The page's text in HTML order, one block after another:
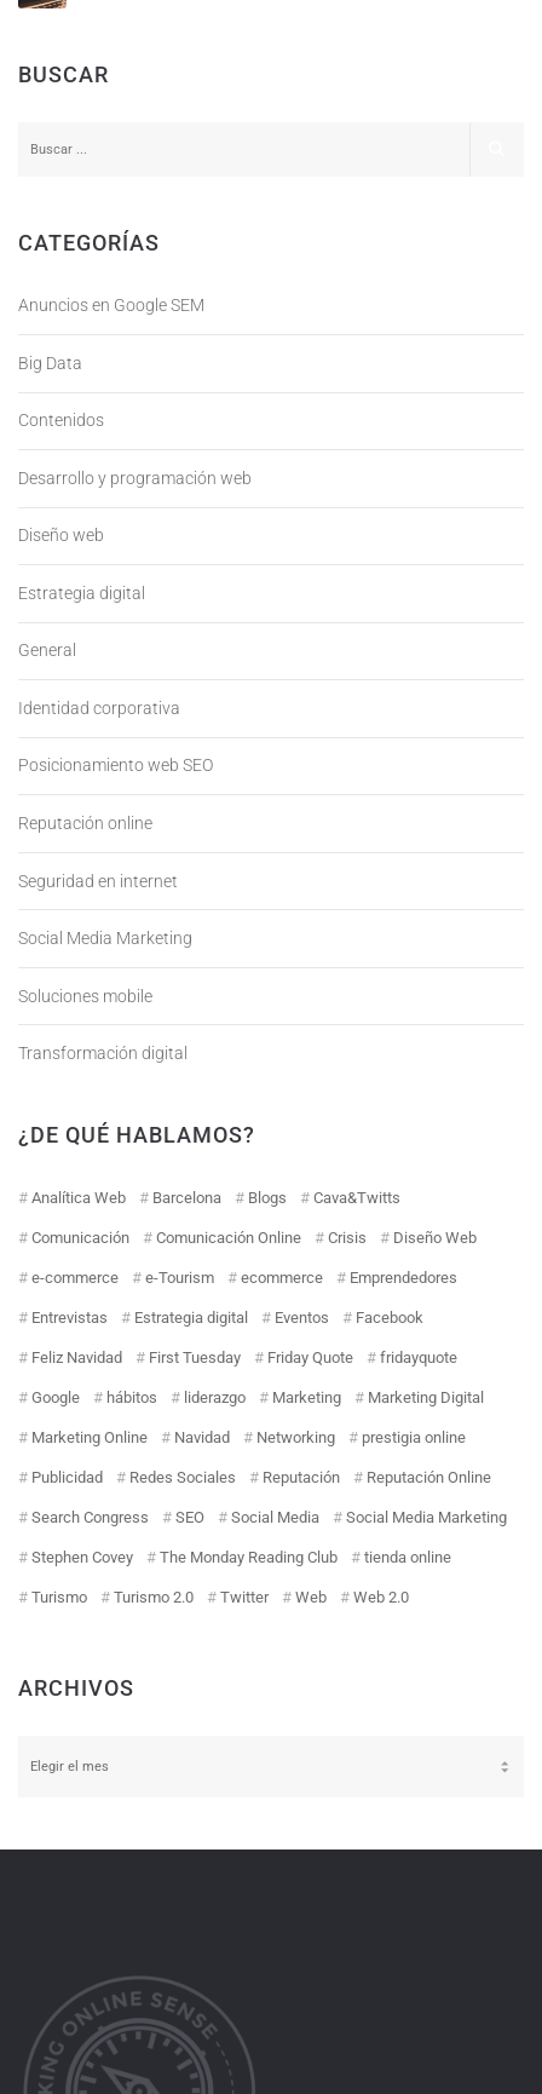
BUSCAR
CATEGORÍAS
Anuncios en Google SEM
Big Data
Contenidos
Desarrollo y programación web
Diseño web
Estrategia digital
General
Identidad corporativa
Posicionamiento web SEO
Reputación online
Seguridad en internet
Social Media Marketing
Soluciones mobile
Transformación digital
¿DE QUÉ HABLAMOS?
Analítica Web Barcelona Blogs Cava&Twitts
Comunicación Comunicación Online Crisis Diseño Web
e-commerce e-Tourism ecommerce Emprendedores
Entrevistas Estrategia digital Eventos Facebook
Feliz Navidad First Tuesday Friday Quote fridayquote
Google hábitos liderazgo Marketing Marketing Digital
Marketing Online Navidad Networking prestigia online
Publicidad Redes Sociales Reputación Reputación Online
Search Congress SEO Social Media Social Media Marketing
Stephen Covey The Monday Reading Club tienda online
Turismo Turismo 2.0 Twitter Web Web 2.0
ARCHIVOS